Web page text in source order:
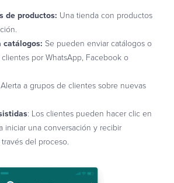
de productos: Una tienda con productos
catálogos: Se pueden enviar catálogos o
por WhatsApp, Facebook o
a grupos de clientes sobre nuevas
: Los clientes pueden hacer clic en
iniciar una conversación y recibir
del proceso.